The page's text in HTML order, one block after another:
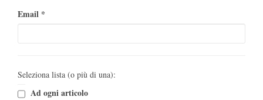
Email *
Seleziona lista (o più di una):
Ad ogni articolo